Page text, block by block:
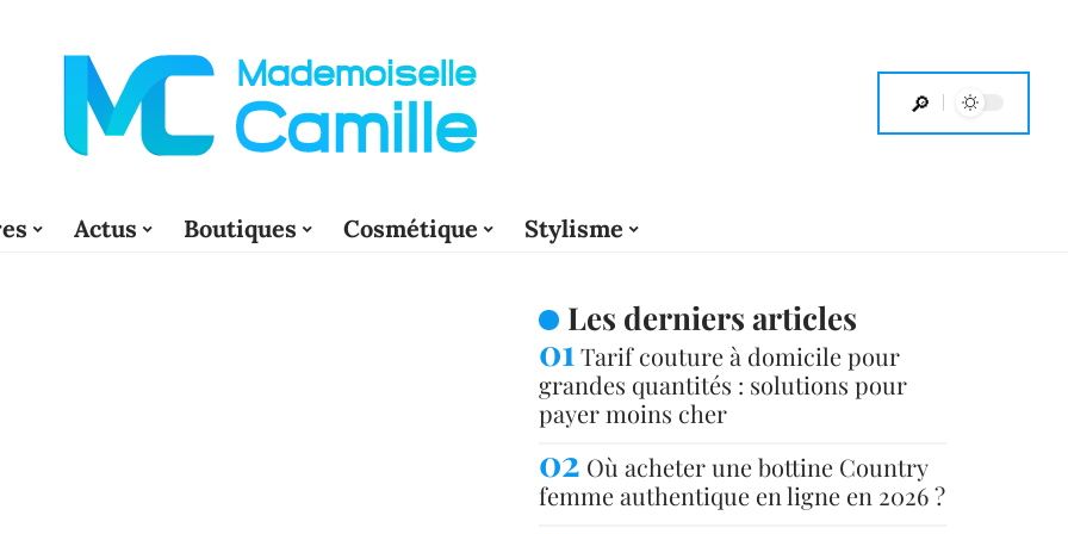
Actus Boutiques Cosmétique Stylisme
Les derniers articles
Tarif couture à domicile pour
grandes quantités : solutions pour
payer moins cher
Où acheter une bottine Country
femme authentique en ligne en 2026 ?